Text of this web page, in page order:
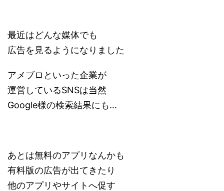
最近はどんな媒体でも
広告を見るようになりました
アメブロといった企業が
運営しているSNSは当然
Google様の検索結果にも…
あとは無料のアプリなんかも
有料版の広告が出てきたり
他のアプリやサイトへ促す